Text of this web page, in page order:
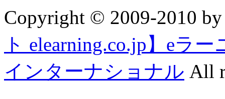
Copyright © 2009-2010
ト elearning.co.jp】eラ
インターナショナル All